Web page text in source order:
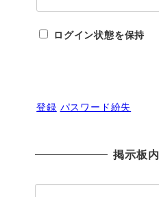
ログイン状態を保持
登録 パスワード紛失
掲示板